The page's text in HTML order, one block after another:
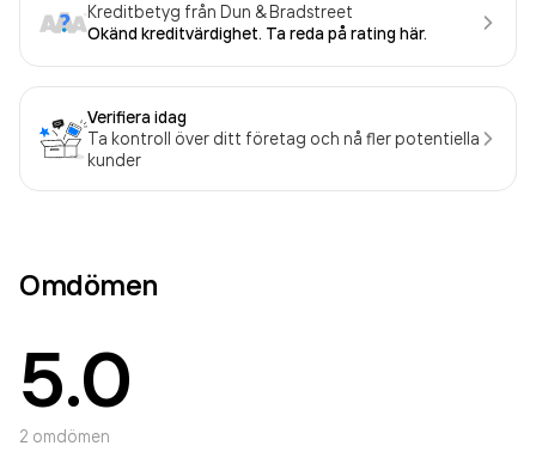
Kreditbetyg från Dun & Bradstreet
Okänd kreditvärdighet. Ta reda på rating här.
Verifiera idag
Ta kontroll över ditt företag och nå fler potentiella
kunder
Omdömen
5.0
2 omdömen